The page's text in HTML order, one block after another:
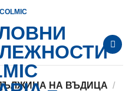
НА ВЪДИЦА /